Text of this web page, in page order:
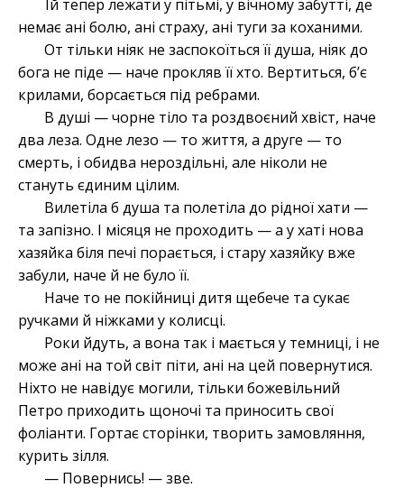
Їй тепер лежати у пітьмі, у вічному забутті, де
немає ані болю, ані страху, ані туги за коханими.
От тільки ніяк не заспокоїться її душа, ніяк до
бога не піде — наче прокляв її хто. Вертиться, б’є
крилами, борсається під ребрами.
В душі — чорне тіло та роздвоєний хвіст, наче
два леза. Одне лезо — то життя, а друге — то
смерть, і обидва нероздільні, але ніколи не
стануть єдиним цілим.
Вилетіла б душа та полетіла до рідної хати —
та запізно. І місяця не проходить — а у хаті нова
хазяйка біля печі порається, і стару хазяйку вже
забули, наче й не було її.
Наче то не покійниці дитя щебече та сукає
ручками й ніжками у колисці.
Роки йдуть, а вона так і мається у темниці, і не
може ані на той світ піти, ані на цей повернутися.
Ніхто не навідує могили, тільки божевільний
Петро приходить щоночі та приносить свої
фоліанти. Гортає сторінки, творить замовляння,
курить зілля.
— Повернись! — зве.